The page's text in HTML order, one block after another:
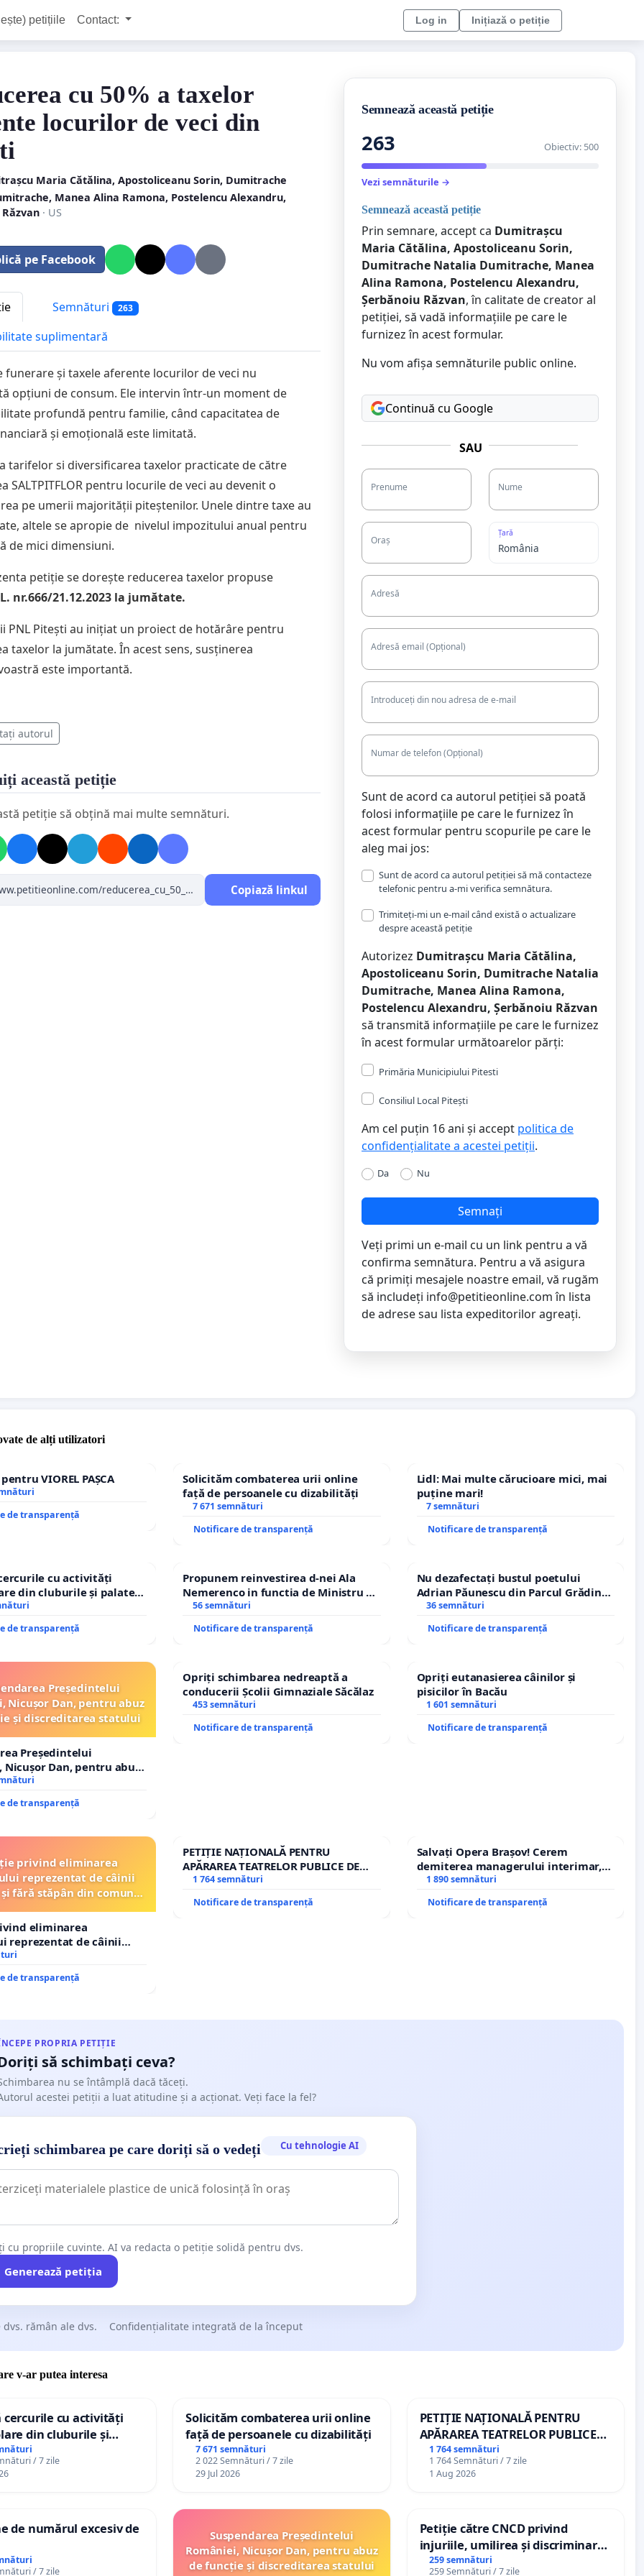
petițiile Contact: Log in Inițiază o petiție
cu 50% a taxelor
locurilor de veci din
Maria Cătălina, Apostoliceanu Sorin, Dumitrache
Manea Alina Ramona, Postelencu Alexandru,
· US
pe Facebook
Semnături 263
suplimentară
funerare și taxele aferente locurilor de veci nu
opțiuni de consum. Ele intervin într-un moment de
profundă pentru familie, când capacitatea de
și emoțională este limitată.
tarifelor si diversificarea taxelor practicate de către
SALTPITFLOR pentru locurile de veci au devenit o
pe umerii majorității piteștenilor. Unele dintre taxe au
altele se apropie de nivelul impozitului anual pentru
de mici dimensiuni.
petiție se dorește reducerea taxelor propuse
nr.666/21.12.2023 la jumătate.
PNL Pitești au inițiat un proiect de hotărâre pentru
taxelor la jumătate. În acest sens, susținerea
este importantă.
autorul
această petiție
petiție să obțină mai multe semnături.
Copiază linkul
Semnează această petiție
263 Obiectiv: 500
Vezi semnăturile →
Semnează această petiție
Prin semnare, accept ca Dumitrașcu
Maria Cătălina, Apostoliceanu Sorin,
Dumitrache Natalia Dumitrache, Manea
Alina Ramona, Postelencu Alexandru,
Șerbănoiu Răzvan, în calitate de creator al
petiției, să vadă informațiile pe care le
furnizez în acest formular.
Nu vom afișa semnăturile public online.
Continuă cu Google
SAU
Prenume Nume
Oraș
Țară
Adresă
Adresă email (Opțional)
Introduceți din nou adresa de e-mail
Numar de telefon (Opțional)
Sunt de acord ca autorul petiției să poată
folosi informațiile pe care le furnizez în
acest formular pentru scopurile pe care le
aleg mai jos:
Sunt de acord ca autorul petiției să mă contacteze
telefonic pentru a-mi verifica semnătura.
Trimiteți-mi un e-mail când există o actualizare
despre această petiție
Autorizez Dumitrașcu Maria Cătălina,
Apostoliceanu Sorin, Dumitrache Natalia
Dumitrache, Manea Alina Ramona,
Postelencu Alexandru, Șerbănoiu Răzvan
să transmită informațiile pe care le furnizez
în acest formular următoarelor părți:
Primăria Municipiului Pitesti
Consiliul Local Pitești
Am cel puțin 16 ani și accept politica de
confidențialitate a acestei petiții.
Da Nu
Semnați
Veți primi un e-mail cu un link pentru a vă
confirma semnătura. Pentru a vă asigura
că primiți mesajele noastre email, vă rugăm
să includeți info@petitieonline.comîn lista
de adrese sau lista expeditorilor agreați.
de alți utilizatori
VIOREL PAȘCA
de transparență
Solicităm combaterea urii online
față de persoanele cu dizabilități
7 671 semnături
Notificare de transparență
Lidl: Mai multe cărucioare mici, mai
puține mari!
7 semnături
Notificare de transparență
cu activități
din cluburile și palatele
de transparență
Propunem reinvestirea d-nei Ala
Nemerenco in functia de Ministru al
Sanatatii
56 semnături
Notificare de transparență
Nu dezafectați bustul poetului
Adrian Păunescu din Parcul Grădina
Icoanei! Stop cenzurii culturale!
36 semnături
Notificare de transparență
Președintelui
Nicușor Dan, pentru abuz
și discreditarea statului
Președintelui
Nicușor Dan, pentru abuz
și discreditarea statului
de transparență
Opriți schimbarea nedreaptă a
conducerii Școlii Gimnaziale Săcălaz
453 semnături
Notificare de transparență
Opriți eutanasierea câinilor și
pisicilor în Bacău
1 601 semnături
Notificare de transparență
privind eliminarea
reprezentat de câinii
fără stăpân din comuna
eliminarea
reprezentat de câinii
fără stăpân din comuna
de transparență
PETIȚIE NAȚIONALĂ PENTRU
APĂRAREA TEATRELOR PUBLICE DE
REPERTORIU DIN ROMÂNIA
1 764 semnături
Notificare de transparență
Salvați Opera Brașov! Cerem
demiterea managerului interimar,
Petrean Lucian-Marius!
1 890 semnături
Notificare de transparență
PROPRIA PETIȚIE
să schimbați ceva?
nu se întâmplă dacă tăceți.
acestei petiții a luat atitudine și a acționat. Veți face la fel?
schimbarea pe care doriți să o vedeți Cu tehnologie AI
cu propriile cuvinte. AI va redacta o petiție solidă pentru dvs.
Generează petiția
dvs. rămân ale dvs. Confidențialitate integrată de la început
v-ar putea interesa
cercurile cu activități
din cluburile și
/ 7 zile
Solicităm combaterea urii online
față de persoanele cu dizabilități
7 671 semnături
2 022 Semnături / 7 zile
29 Jul 2026
PETIȚIE NAȚIONALĂ PENTRU
APĂRAREA TEATRELOR PUBLICE
DE REPERTORIU DIN ROMÂNIA
1 764 semnături
1 764 Semnături / 7 zile
1 Aug 2026
de numărul excesiv de
/ 7 zile
Suspendarea Președintelui
României, Nicușor Dan, pentru abuz
de funcție și discreditarea statului
Petiție către CNCD privind
injuriile, umilirea și discriminarea
persoanelor cu dizabilități de
259 semnături
259 Semnături / 7 zile